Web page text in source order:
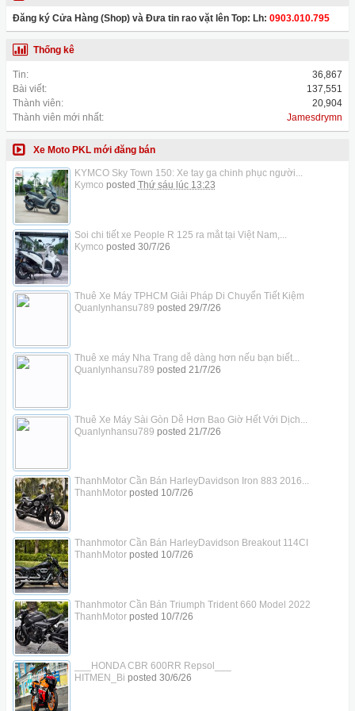
Đăng ký Cửa Hàng (Shop) và Đưa tin rao vặt lên Top: Lh: 0903.010.795
Thống kê
Tin:
36,867
Bài viết:
137,551
Thành viên:
20,904
Thành viên mới nhất:
Jamesdrymn
Xe Moto PKL mới đăng bán
KYMCO Sky Town 150: Xe tay ga chinh phục người...
Kymco posted Thứ sáu lúc 13:23
Soi chi tiết xe People R 125 ra mắt tại Việt Nam,...
Kymco posted 30/7/26
Thuê Xe Máy TPHCM Giải Pháp Di Chuyển Tiết Kiệm
Quanlynhansu789 posted 29/7/26
Thuê xe máy Nha Trang dễ dàng hơn nếu bạn biết...
Quanlynhansu789 posted 21/7/26
Thuê Xe Máy Sài Gòn Dễ Hơn Bao Giờ Hết Với Dịch...
Quanlynhansu789 posted 21/7/26
ThanhMotor Cần Bán HarleyDavidson Iron 883 2016...
ThanhMotorposted 10/7/26
Thanhmotor Cần Bán HarleyDavidson Breakout 114CI
ThanhMotorposted 10/7/26
Thanhmotor Cần Bán Triumph Trident 660 Model 2022
ThanhMotorposted 10/7/26
___HONDA CBR 600RR Repsol___
HITMEN_Bi posted 30/6/26